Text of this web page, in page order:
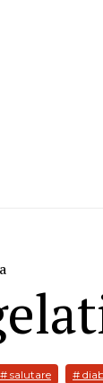
# salutare #